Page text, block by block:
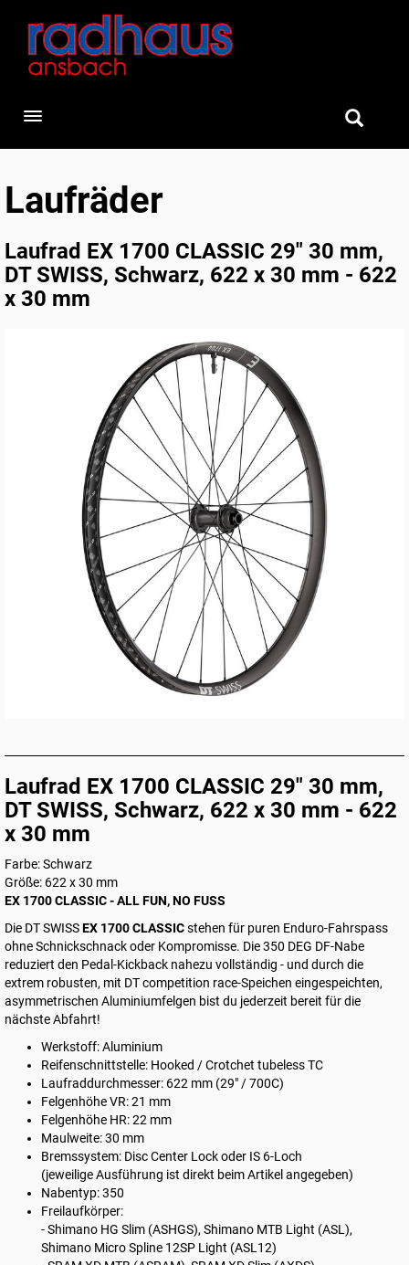
Toggle navigation
Laufräder
Laufrad EX 1700 CLASSIC 29" 30 mm,
DT SWISS, Schwarz, 622 x 30 mm - 622
x 30 mm
Laufrad EX 1700 CLASSIC 29" 30 mm,
DT SWISS, Schwarz, 622 x 30 mm - 622
x 30 mm
Farbe: Schwarz
Größe: 622 x 30 mm
EX 1700 CLASSIC - ALL FUN, NO FUSS
Die DT SWISSEX 1700 CLASSICstehen für puren Enduro-Fahrspass
ohne Schnickschnack oder Kompromisse. Die 350 DEG DF-Nabe
reduziert den Pedal‑Kickback nahezu vollständig - und durch die
extrem robusten, mit DT competition race-Speichen eingespeichten,
asymmetrischen Aluminiumfelgen bist du jederzeit bereit für die
nächste Abfahrt!
Werkstoff: Aluminium
Reifenschnittstelle: Hooked / Crotchet tubeless TC
Laufraddurchmesser: 622 mm (29" / 700C)
Felgenhöhe VR: 21 mm
Felgenhöhe HR: 22 mm
Maulweite: 30 mm
Bremssystem: Disc Center Lock oder IS 6-Loch
(jeweilige Ausführung ist direkt beim Artikel angegeben)
Nabentyp: 350
Freilaufkörper:
- Shimano HG Slim (ASHGS), Shimano MTB Light (ASL),
Shimano Micro Spline 12SP Light (ASL12)